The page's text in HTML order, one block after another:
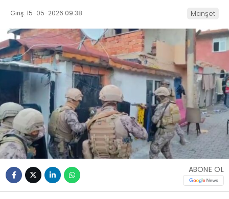
Giriş: 15-05-2026 09:38 Manşet
ABONE OL